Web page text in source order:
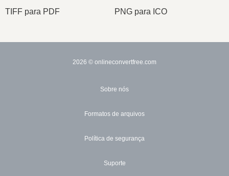
TIFF para PDF PNG para ICO
2026 © onlineconvertfree.com
Sobre nós
Formatos de arquivos
Política de segurança
Suporte